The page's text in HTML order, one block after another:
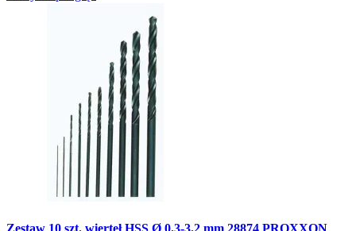
Zestaw 10 szt. wierteł HSS Ø 0.3-3.2 mm 28874 PROXXON